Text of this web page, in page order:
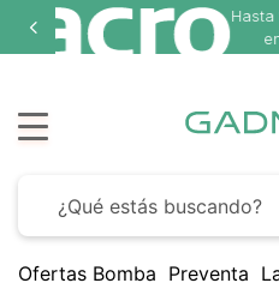
cuotas sin interés
Ofertas Bomba Preventa